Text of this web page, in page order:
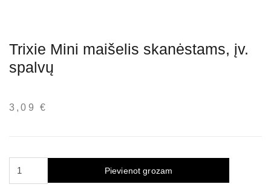
Trixie Mini maišelis skanėstams, įv.
spalvų
3,09 €
Pievienot grozam